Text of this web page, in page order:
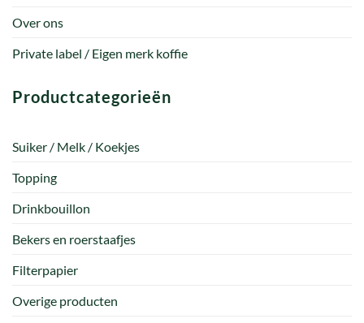
Over ons
Private label / Eigen merk koffie
Productcategorieën
Suiker / Melk / Koekjes
Topping
Drinkbouillon
Bekers en roerstaafjes
Filterpapier
Overige producten